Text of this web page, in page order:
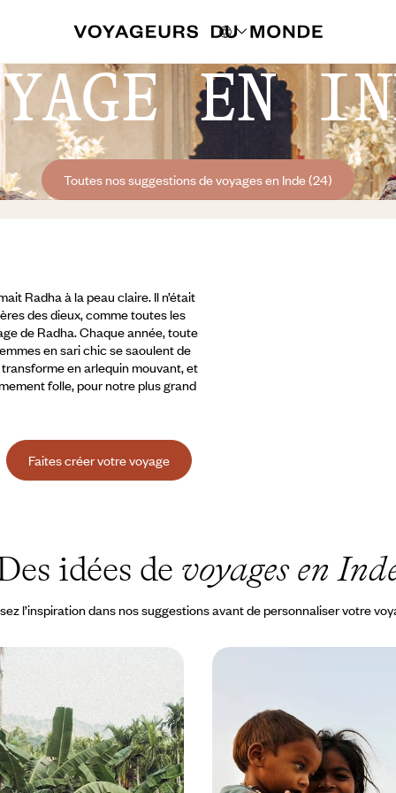
EN
Toutes nos suggestions de voyages en Inde (24)
Radha à la peau claire. Il n’était
des dieux, comme toutes les
de Radha. Chaque année, toute
en sari chic se saoulent de
en arlequin mouvant, et
folle,pour notre plus grand
Faites créer votre voyage
idées de voyages en
l’inspiration dans nos suggestions avant de personnaliser votre
cet hiver - Après
des Andaman
à Marine Drive avec un
toute la richesse de
grands enfants
Tous ensemble, embarquer pour
épopée indienne, du
royales à la quiétude de l'arrière-